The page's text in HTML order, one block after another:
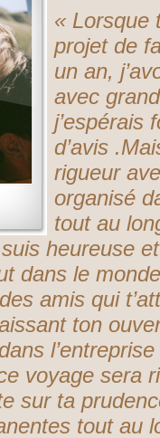
« Lorsque
projet de
un an,
avec
j’espérais
d’avis
rigueur
organisé
tout au
heureuse
dans le
amis qui
ton
voyage sera
sur ta
tout au